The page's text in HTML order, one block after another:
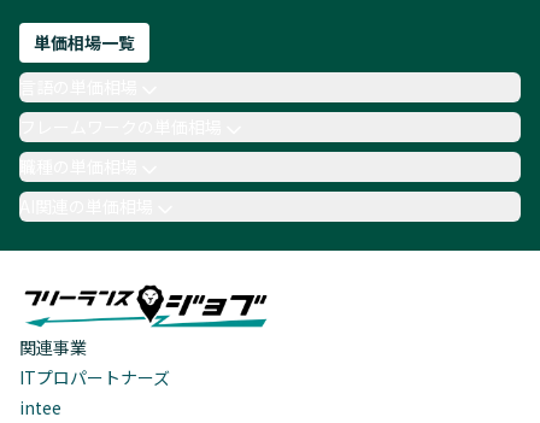
単価相場一覧
職種の単価相場
AI関連の単価相場
関連事業
ITプロパートナーズ
intee